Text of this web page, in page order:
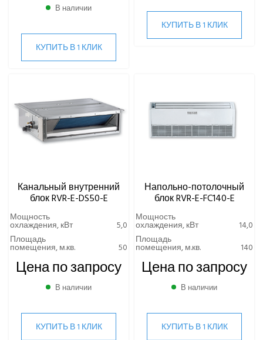
В наличии
КУПИТЬ В 1 КЛИК
КУПИТЬ В 1 КЛИК
Канальный внутренний
блок RVR-E-DS50-E
Мощность
охлаждения, кВт
5,0
Площадь
помещения, м.кв. 50
Цена по запросу
В наличии
КУПИТЬ В 1 КЛИК
Напольно-потолочный
блок RVR-E-FC140-E
Мощность
охлаждения, кВт
14,0
Площадь
помещения, м.кв. 140
Цена по запросу
В наличии
КУПИТЬ В 1 КЛИК